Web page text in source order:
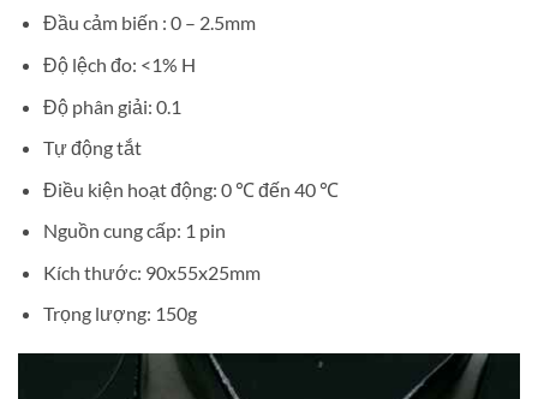
Đầu cảm biến : 0 – 2.5mm
Độ lệch đo: <1% H
Độ phân giải: 0.1
Tự động tắt
Điều kiện hoạt động: 0 ℃ đến 40 ℃
Nguồn cung cấp: 1 pin
Kích thước: 90x55x25mm
Trọng lượng: 150g